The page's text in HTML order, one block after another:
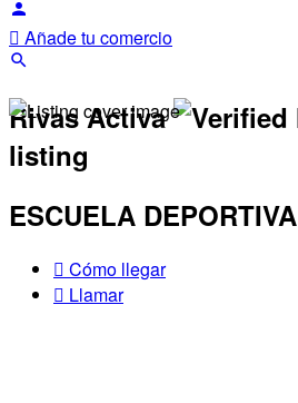
Añade tu comercio
Rivas Activa
listing
ESCUELA DEPORTIVA
Cómo llegar
Llamar